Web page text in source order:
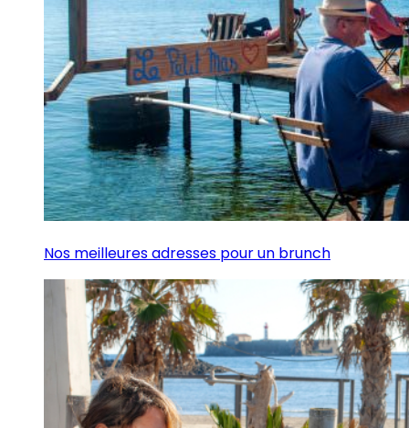
Nos meilleures adresses pour un brunch